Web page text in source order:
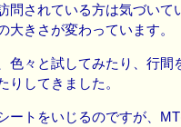
問されている方は気づいて
大きさが変わっています。
色々と試してみたり、行間
りしてきました。
ートをいじるのですが、